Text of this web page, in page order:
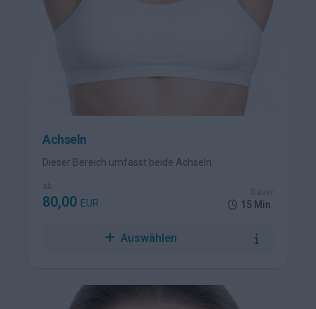
Achseln
Dieser Bereich umfasst beide Achseln.
ab
80,00 EUR
Dauer
15 Min.
Auswählen